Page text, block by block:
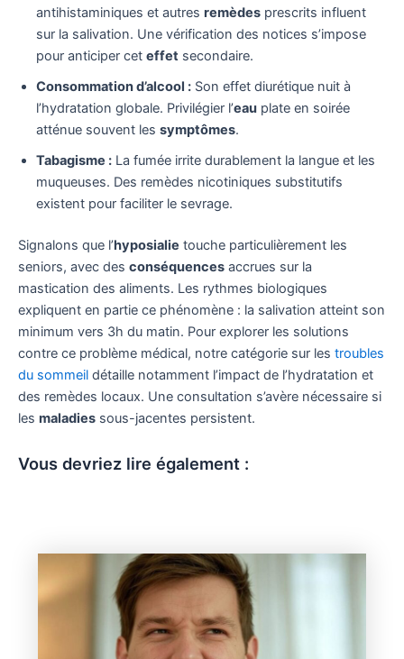
antihistaminiques et autres remèdes prescrits influent
sur la salivation. Une vérification des notices s’impose
pour anticiper cet effet secondaire.
Consommation d’alcool : Son effet diurétique nuit à
l’hydratation globale. Privilégier l’eau plate en soirée
atténue souvent les symptômes.
Tabagisme : La fumée irrite durablement la langue et les
muqueuses. Des remèdes nicotiniques substitutifs
existent pour faciliter le sevrage.
Signalons que l’hyposialie touche particulièrement les
seniors, avec des conséquences accrues sur la
mastication des aliments. Les rythmes biologiques
expliquent en partie ce phénomène : la salivation atteint son
minimum vers 3h du matin. Pour explorer les solutions
contre ce problème médical, notre catégorie sur les troubles
du sommeil détaille notamment l’impact de l’hydratation et
des remèdes locaux. Une consultation s’avère nécessaire si
les maladies sous-jacentes persistent.
Vous devriez lire également :